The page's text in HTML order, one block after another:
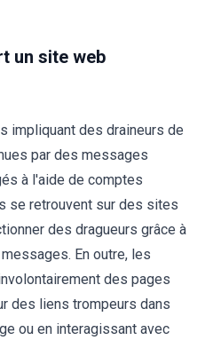
un site web
impliquant des draineurs de
par des messages
à l'aide de comptes
se retrouvent sur des sites
des dragueurs grâce à
En outre, les
des pages
des liens trompeurs dans
ou en interagissant avec